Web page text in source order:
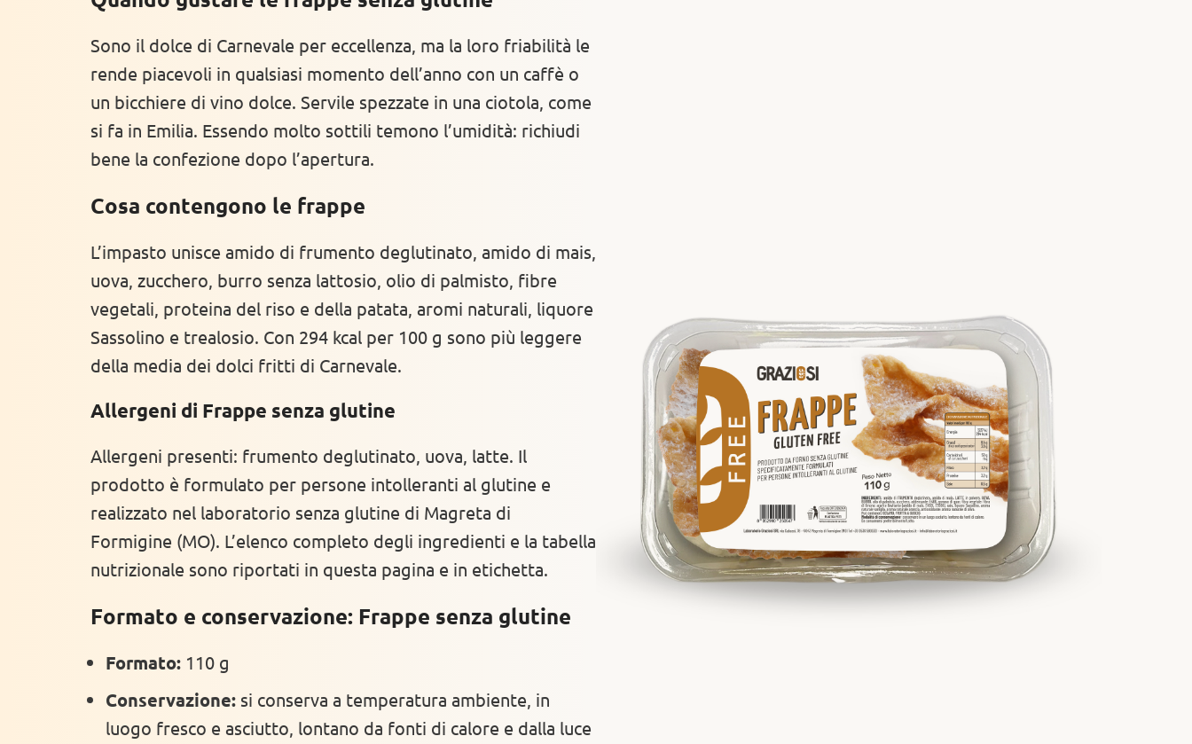
Sono il dolce di Carnevale per eccellenza, ma la loro friabilità le
rende piacevoli in qualsiasi momento dell’anno con un caffè o
un bicchiere di vino dolce. Servile spezzate in una ciotola, come
si fa in Emilia. Essendo molto sottili temono l’umidità: richiudi
bene la confezione dopo l’apertura.
Cosa contengono le frappe
L’impasto unisce amido di frumento deglutinato, amido di mais,
uova, zucchero, burro senza lattosio, olio di palmisto, fibre
vegetali, proteina del riso e della patata, aromi naturali, liquore
Sassolino e trealosio. Con 294 kcal per 100 g sono più leggere
della media dei dolci fritti di Carnevale.
Allergeni di Frappe senza glutine
Allergeni presenti: frumento deglutinato, uova, latte. Il
prodotto è formulato per persone intolleranti al glutine e
realizzato nel laboratorio senza glutine di Magreta di
Formigine (MO). L’elenco completo degli ingredienti e la tabella
nutrizionale sono riportati in questa pagina e in etichetta.
Formato e conservazione: Frappe senza glutine
Formato: 110 g
Conservazione: si conserva a temperatura ambiente, in
luogo fresco e asciutto, lontano da fonti di calore e dalla luce